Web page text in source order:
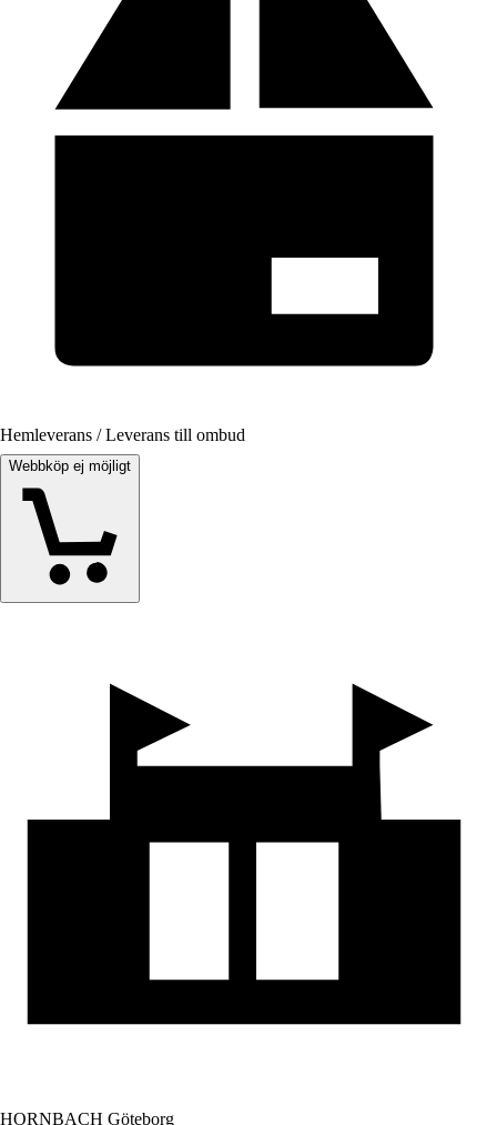
Hemleverans / Leverans till ombud
Webbköp ej möjligt
HORNBACH Göteborg